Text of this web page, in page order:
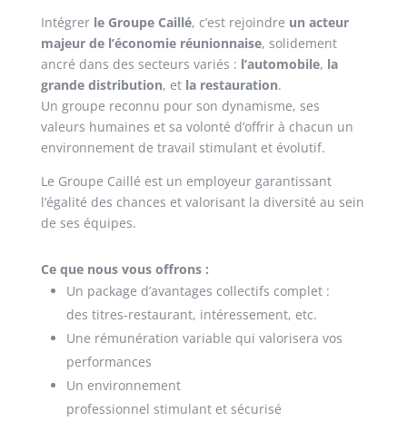
Intégrer le Groupe Caillé, c’est rejoindre un acteur
majeur de l’économie réunionnaise, solidement
ancré dans des secteurs variés : l’automobile, la
grande distribution, et la restauration.
Un groupe reconnu pour son dynamisme, ses
valeurs humaines et sa volonté d’offrir à chacun un
environnement de travail stimulant et évolutif.
Le Groupe Caillé est un employeur garantissant
l’égalité des chances et valorisant la diversité au sein
de ses équipes.
Ce que nous vous offrons :
Un package d’avantages collectifs complet :
des titres-restaurant, intéressement, etc.
Une rémunération variable qui valorisera vos
performances
Un environnement
professionnel stimulant et sécurisé